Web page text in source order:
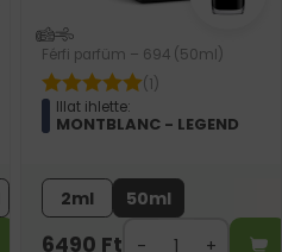
Férfi parfüm – 694 (50ml)
(1)
Illat ihlette:
MONTBLANC - LEGEND
2ml 50ml
6490 Ft